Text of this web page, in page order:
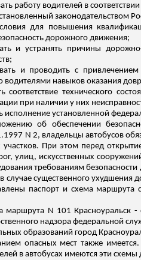
работу водителей в
законодательством
для повышения
дорожного движения;
и устранять причины
и проводить с
водителями навыков оказания
соответствие технического
при наличии у них
исполнение установленной
об обеспечении
N 2, владельцы автобусов
При этом перед
улиц, искусственных
требованиям безопасности
случае существенного
паспорт и схема
маршрута N 101 Красноуральск -
надзора федеральной
образований город
опасных мест также
в автобусах имеются эти